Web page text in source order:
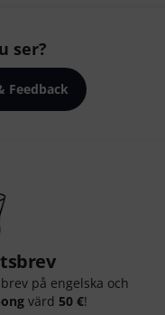
ser?
Feedback
på engelska och
värd 50 €!